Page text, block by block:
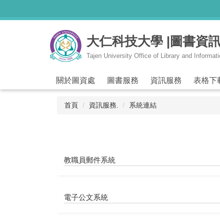
大仁科技大學 |圖書資
Tajen University Office of Library and
關於圖資處 圖書服務 資訊服務 表格下
首頁 資訊服務. 系統連結
教職員郵件系統
電子公文系統